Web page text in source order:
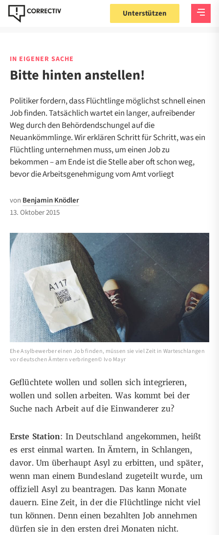
Unterstützen
IN EIGENER SACHE
Bitte hinten anstellen!
Politiker fordern, dass Flüchtlinge möglichst schnell einen
Job finden. Tatsächlich wartet ein langer, aufreibender
Weg durch den Behördendschungel auf die
Neuankömmlinge. Wir erklären Schritt für Schritt, was ein
Flüchtling unternehmen muss, um einen Job zu
bekommen – am Ende ist die Stelle aber oft schon weg,
bevor die Arbeitsgenehmigung vom Amt vorliegt
von Benjamin Knödler
13. Oktober 2015
Ehe Asylbewerber einen Job finden, müssen sie viel Zeit in Warteschlangen
vor deutschen Ämtern verbringen© Ivo Mayr
Geflüchtete wollen und sollen sich integrieren,
wollen und sollen arbeiten. Was kommt bei der
Suche nach Arbeit auf die Einwanderer zu?
Erste Station: In Deutschland angekommen, heißt
es erst einmal warten. In Ämtern, in Schlangen,
davor. Um überhaupt Asyl zu erbitten, und später,
wenn man einem Bundesland zugeteilt wurde, um
offiziell Asyl zu beantragen. Das kann Monate
dauern. Eine Zeit, in der die Flüchtlinge nicht viel
tun können. Denn einen bezahlten Job annehmen
dürfen sie in den ersten drei Monaten nicht.